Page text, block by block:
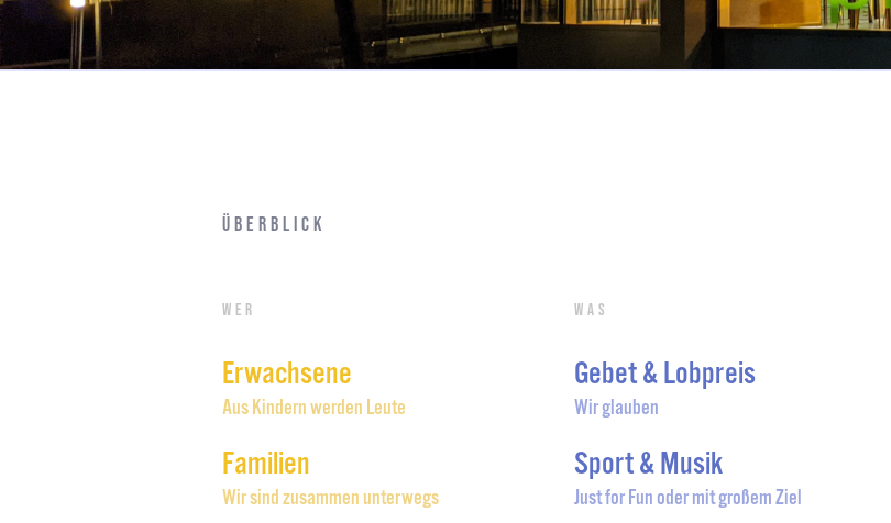
Überblick
Wer
Erwachsene
Aus Kindern werden Leute
Familien
Wir sind zusammen unterwegs
Was
Gebet & Lobpreis
Wir glauben
Sport & Musik
Just for Fun oder mit großem Ziel